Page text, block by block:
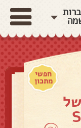
חפשי
מתכון